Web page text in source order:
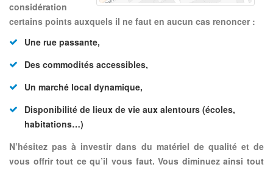
considération
certains points auxquels il ne faut en aucun cas renoncer :
Une rue passante,
Des commodités accessibles,
Un marché local dynamique,
Disponibilité de lieux de vie aux alentours (écoles,
habitations…)
N’hésitez pas à investir dans du matériel de qualité et de
vous offrir tout ce qu’il vous faut. Vous diminuez ainsi tout